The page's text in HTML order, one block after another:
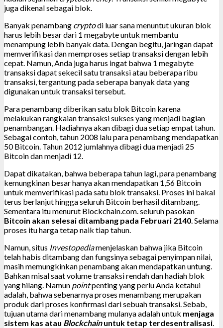
juga dikenal sebagai blok.
Banyak penambang cryptodi luar sana menuntut ukuran blok
harus lebih besar dari 1 megabyte untuk membantu
menampung lebih banyak data. Dengan begitu, jaringan dapat
memverifikasi dan memproses setiap transaksi dengan lebih
cepat. Namun, Anda juga harus ingat bahwa 1 megabyte
transaksi dapat sekecil satu transaksi atau beberapa ribu
transaksi, tergantung pada seberapa banyak data yang
digunakan untuk transaksi tersebut.
Para penambang diberikan satu blok Bitcoin karena
melakukan rangkaian transaksi sukses yang menjadi bagian
penambangan. Hadiahnya akan dibagi dua setiap empat tahun.
Sebagai contoh, tahun 2008 lalu para penambang mendapatkan
50 Bitcoin. Tahun 2012 jumlahnya dibagi dua menjadi 25
Bitcoin dan menjadi 12.
Dapat dikatakan, bahwa beberapa tahun lagi, para penambang
kemungkinan besar hanya akan mendapatkan 1,56 Bitcoin
untuk memverifikasi pada satu blok transaksi. Proses ini bakal
terus berlanjut hingga seluruh Bitcoin berhasil ditambang.
Sementara itu menurut Blockchain.com. seluruh pasokan
Bitcoin akan selesai ditambang pada Februari 2140 . Selama
proses itu harga tetap naik tiap tahun.
Namun, situs Investopediamenjelaskan bahwa jika Bitcoin
telah habis ditambang dan fungsinya sebagai penyimpan nilai,
masih memungkinkan penambang akan mendapatkan untung.
Bahkan misal saat volume transaksi rendah dan hadiah blok
yang hilang. Namun pointpenting yang perlu Anda ketahui
adalah, bahwa sebenarnya proses menambang merupakan
produk dari proses konfirmasi dari sebuah transaksi. Sebab,
tujuan utama dari menambang mulanya adalah untuk menjaga
sistem kas atau Blockchainuntuk tetap terdesentralisasi